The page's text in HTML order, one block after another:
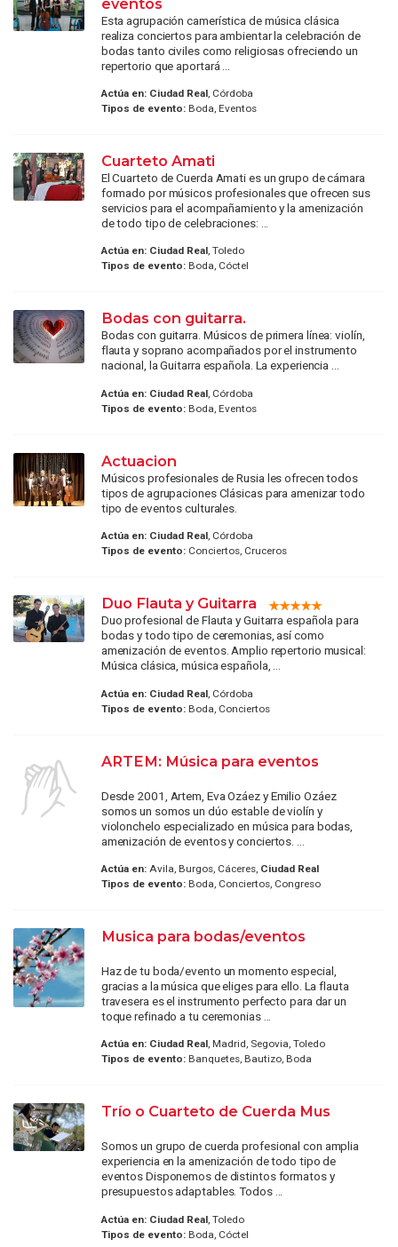
Esta agrupación camerística de música clásica
realiza conciertos para ambientar la celebración de
bodas tanto civiles como religiosas ofreciendo un
repertorio que aportará ...
Actúa en: Ciudad Real, Córdoba
Tipos de evento:Boda, Eventos
Cuarteto Amati
El Cuarteto de Cuerda Amati es un grupo de cámara
formado por músicos profesionales que ofrecen sus
servicios para el acompañamiento y la amenización
de todo tipo de celebraciones: ...
Actúa en: Ciudad Real, Toledo
Tipos de evento:Boda, Cóctel
Bodas con guitarra.
Bodas con guitarra. Músicos de primera línea: violín,
flauta y soprano acompañados por el instrumento
nacional, la Guitarra española. La experiencia ...
Actúa en: Ciudad Real, Córdoba
Tipos de evento:Boda, Eventos
Actuacion
Músicos profesionales de Rusia les ofrecen todos
tipos de agrupaciones Clásicas para amenizar todo
tipo de eventos culturales.
Actúa en: Ciudad Real, Córdoba
Tipos de evento:Conciertos, Cruceros
Duo Flauta y Guitarra
Duo profesional de Flauta y Guitarra española para
bodas y todo tipo de ceremonias, así como
amenización de eventos. Amplio repertorio musical:
Música clásica, música española, ...
Actúa en: Ciudad Real, Córdoba
Tipos de evento:Boda, Conciertos
ARTEM: Música para eventos
Desde 2001, Artem, Eva Ozáez y Emilio Ozáez
somos un somos un dúo estable de violín y
violonchelo especializado en música para bodas,
amenización de eventos y conciertos. ...
Actúa en:Avila, Burgos, Cáceres, Ciudad Real
Tipos de evento:Boda, Conciertos, Congreso
Musica para bodas/eventos
Haz de tu boda/evento un momento especial,
gracias a la música que eliges para ello. La flauta
travesera es el instrumento perfecto para dar un
toque refinado a tu ceremonias ...
Actúa en: Ciudad Real, Madrid, Segovia, Toledo
Tipos de evento:Banquetes, Bautizo, Boda
Trío o Cuarteto de Cuerda Mus
Somos un grupo de cuerda profesional con amplia
experiencia en la amenización de todo tipo de
eventos Disponemos de distintos formatos y
presupuestos adaptables. Todos ...
Actúa en: Ciudad Real, Toledo
Tipos de evento:Boda, Cóctel